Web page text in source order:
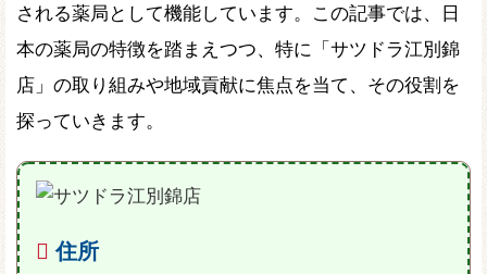
される薬局として機能しています。この記事では、日
本の薬局の特徴を踏まえつつ、特に「サツドラ江別錦
店」の取り組みや地域貢献に焦点を当て、その役割を
探っていきます。
住所